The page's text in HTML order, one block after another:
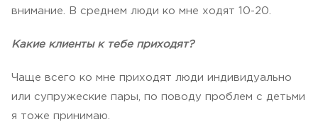
внимание. В среднем люди ко мне ходят 10-20.
Какие клиенты к тебе приходят?
Чаще всего ко мне приходят люди индивидуально
или супружеские пары, по поводу проблем с детьми
я тоже принимаю.